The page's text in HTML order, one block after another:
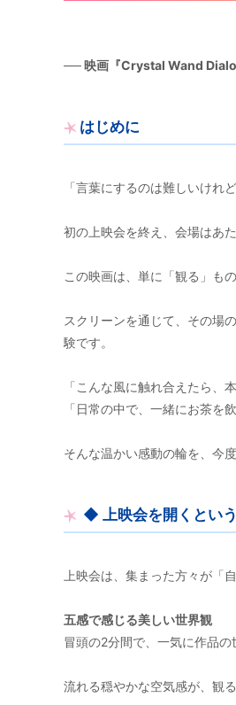
── 映画『Crystal Wand
はじめに
「言葉にするのは難しいけれ
初の上映会を終え、会場はあ
この映画は、単に「観る」も
スクリーンを通じて、その場
験です。
「こんな風に触れ合えたら、
「日常の中で、一緒にお茶を
そんな温かい感動の輪を、今
◆ 上映会を開くとい
上映会は、集まった方々が「
五感で感じる美しい世界観
冒頭の2分間で、一気に作品の
流れる穏やかな空気感が、観